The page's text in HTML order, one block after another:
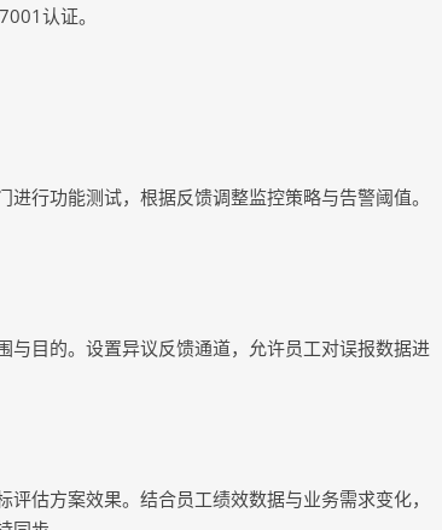
认证。
行功能测试，根据反馈调整监控策略与告警阈值。
目的。设置异议反馈通道，允许员工对误报数据进
估方案效果。结合员工绩效数据与业务需求变化，